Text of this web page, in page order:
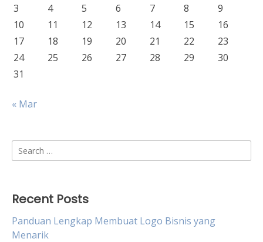
3 4 5 6 7 8
9
10
11 12 13 14 15
16
17
18 19 20 21 22
23
24
25 26 27 28 29
30
31
« Mar
Search
for:
Recent Posts
Panduan Lengkap Membuat Logo Bisnis yang
Menarik